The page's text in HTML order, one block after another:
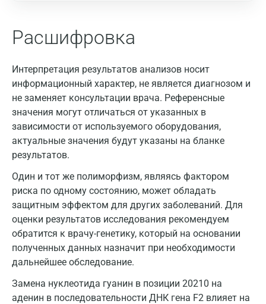
Расшифровка
Интерпретация результатов анализов носит
информационный характер, не является диагнозом и
не заменяет консультации врача. Референсные
значения могут отличаться от указанных в
зависимости от используемого оборудования,
актуальные значения будут указаны на бланке
результатов.
Один и тот же полиморфизм, являясь фактором
риска по одному состоянию, может обладать
защитным эффектом для других заболеваний. Для
оценки результатов исследования рекомендуем
обратится к врачу-генетику, который на основании
полученных данных назначит при необходимости
дальнейшее обследование.
Замена нуклеотида гуанин в позиции 20210 на
аденин в последовательности ДНК гена F2 влияет на
Москва
Санкт-Петербург
Нижний Новгород
Казань
Альметьевск
Апрелевка
Армавир